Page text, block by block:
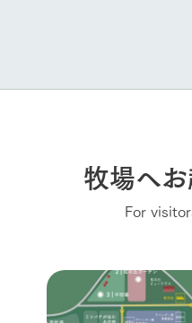
牧場へ
For